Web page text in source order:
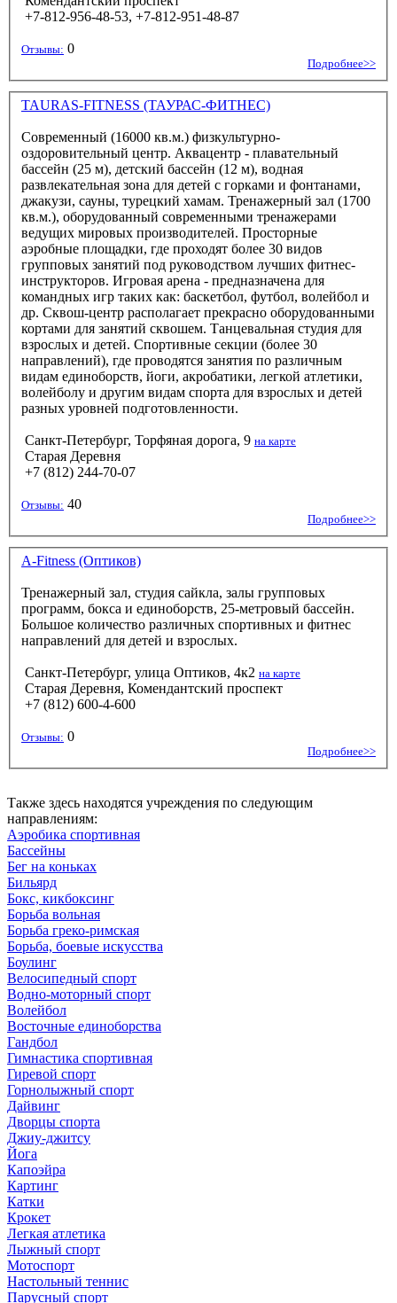
+7-812-956-48-53, +7-812-951-48-87
Отзывы: 0
Подробнее>>
TAURAS-FITNESS (ТАУРАС-ФИТНЕС)
Современный (16000 кв.м.) физкультурно-
оздоровительный центр. Аквацентр - плавательный
бассейн (25 м), детский бассейн (12 м), водная
развлекательная зона для детей с горками и фонтанами,
джакузи, сауны, турецкий хамам. Тренажерный зал (1700
кв.м.), оборудованный современными тренажерами
ведущих мировых производителей. Просторные
аэробные площадки, где проходят более 30 видов
групповых занятий под руководством лучших фитнес-
инструкторов. Игровая арена - предназначена для
командных игр таких как: баскетбол, футбол, волейбол и
др. Сквош-центр располагает прекрасно оборудованными
кортами для занятий сквошем. Танцевальная студия для
взрослых и детей. Спортивные секции (более 30
направлений), где проводятся занятия по различным
видам единоборств, йоги, акробатики, легкой атлетики,
волейболу и другим видам спорта для взрослых и детей
разных уровней подготовленности.
Санкт-Петербург, Торфяная дорога, 9 на карте
Старая Деревня
+7 (812) 244-70-07
Отзывы: 40
Подробнее>>
A-Fitness (Оптиков)
Тренажерный зал, студия сайкла, залы групповых
программ, бокса и единоборств, 25-метровый бассейн.
Большое количество различных спортивных и фитнес
направлений для детей и взрослых.
Санкт-Петербург, улица Оптиков, 4к2 на карте
Старая Деревня, Комендантский проспект
+7 (812) 600-4-600
Отзывы: 0
Подробнее>>
Также здесь находятся учреждения по следующим
направлениям:
Аэробика спортивная
Бассейны
Бег на коньках
Бильярд
Бокс, кикбоксинг
Борьба вольная
Борьба греко-римская
Борьба, боевые искусства
Боулинг
Велосипедный спорт
Водно-моторный спорт
Волейбол
Восточные единоборства
Гандбол
Гимнастика спортивная
Гиревой спорт
Горнолыжный спорт
Дайвинг
Дворцы спорта
Джиу-джитсу
Йога
Капоэйра
Картинг
Катки
Крокет
Легкая атлетика
Лыжный спорт
Мотоспорт
Настольный теннис
Парусный спорт